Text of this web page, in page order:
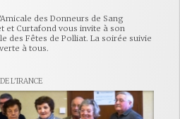
des Donneurs de Sang
et Curtafond vous invite à son
des Fêtes de Polliat. La soirée suivie
à tous.
L'IRANCE